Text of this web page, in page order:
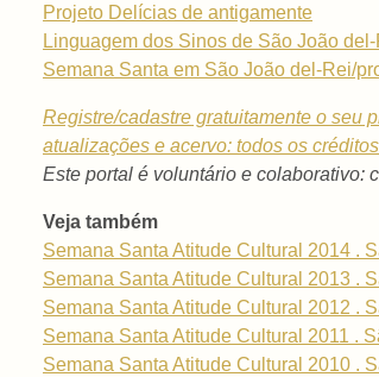
Projeto Delícias de antigamente
Linguagem dos Sinos de São João
Semana Santa em São João del-Rei/
Registre/cadastre gratuitamente o seu
atualizações e acervo: todos os
Este portal é voluntário e colaborativo:
Veja também
Semana Santa Atitude Cultural 2014 .
Semana Santa Atitude Cultural 2013 .
Semana Santa Atitude Cultural 2012 .
Semana Santa Atitude Cultural 2011 .
Semana Santa Atitude Cultural 2010 .